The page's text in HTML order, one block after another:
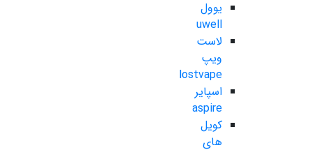
یوول
uwell
لاست
ویپ
lostvape
اسپایر
aspire
کویل
های